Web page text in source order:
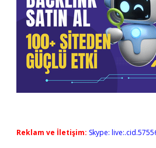
Reklam ve İletişim: Skype: